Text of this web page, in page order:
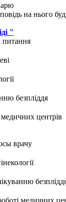
на нього
"
питання
безпліддя
центрів
врачу
медичних